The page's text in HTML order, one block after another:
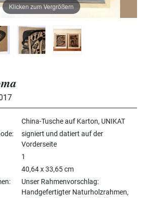
Klicken zum Vergrößern
China-Tusche auf Karton, UNIKAT
signiert und datiert auf der
Vorderseite
1
40,64 x 33,65 cm
Unser Rahmenvorschlag:
Handgefertigter Naturholzrahmen,